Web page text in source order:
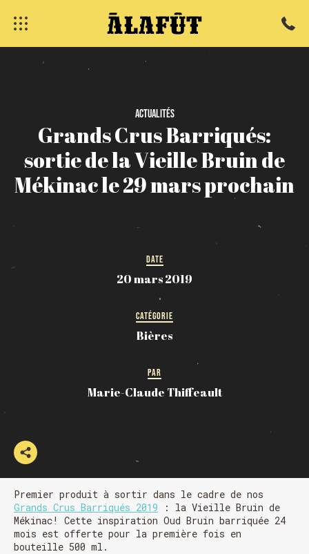
Actualités
GrandsCrusBarriqués:
sortiedelaVieilleBruinde
Mékinacle29marsprochain
DATE
20 mars 2019
CATÉGORIE
Bières
PAR
Marie-Claude Thiffeault
Premier produit à sortir dans le cadre de nos
Grands Crus Barriqués 2019 : la Vieille Bruin de
Mékinac! Cette inspiration Oud Bruin barriquée 24
mois est offerte pour la première fois en
bouteille 500 ml.